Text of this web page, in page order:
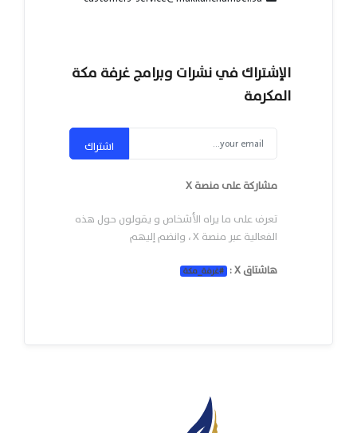
الإشتراك في نشرات وبرامج غرفة مكة
المكرمة
اشتراك
مشاركة على منصة X
تعرف على ما يراه الأشخاص و يقولون حول هذه
الفعالية عبر منصة X ، وانضم إليهم
هاشتاق X :
#غرفة_مكة